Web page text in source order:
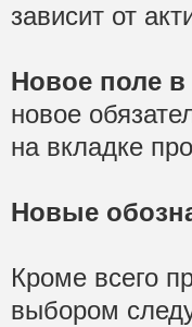
зависит от
Новое поле
новое
на вкладке
Новые
Кроме всего
выбором